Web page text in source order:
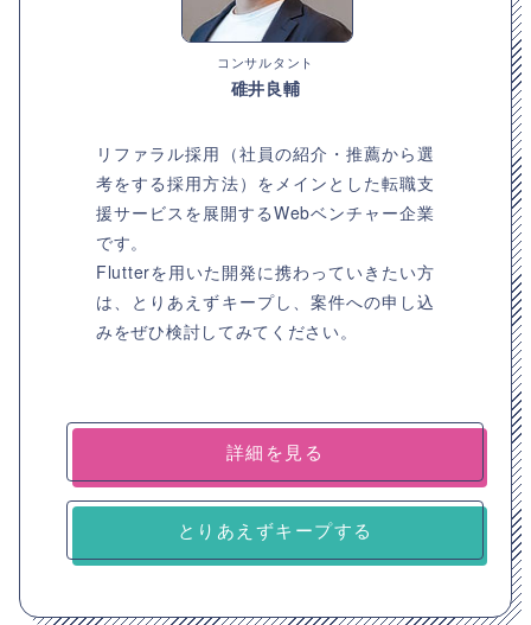
コンサルタント
碓井良輔
リファラル採用（社員の紹介・推薦から選
考をする採用方法）をメインとした転職支
援サービスを展開するWebベンチャー企業
です。
Flutterを用いた開発に携わっていきたい方
は、とりあえずキープし、案件への申し込
みをぜひ検討してみてください。
詳細を見る
とりあえずキープする